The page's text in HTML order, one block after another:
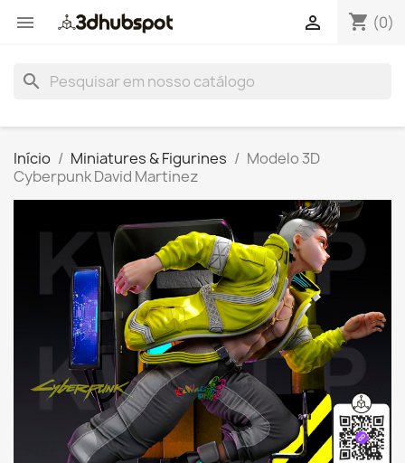
 shopping_cart (0)

search
Início Miniatures & Figurines
Modelo 3D
Cyberpunk David Martinez